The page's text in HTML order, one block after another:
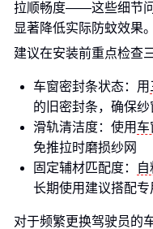
拉顺畅度——这些细节
显著降低实际防蚊效果。
建议在安装前重点检查
车窗密封条状态：用
的旧密封条，确保
滑轨清洁度：使用 车
免推拉时磨损纱网
固定辅材匹配度：
长期使用建议搭配
对于频繁更换驾驶员的